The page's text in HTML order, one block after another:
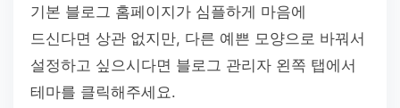
기본 블로그 홈페이지가 심플하게 마음에
드신다면 상관 없지만, 다른 예쁜 모양으로 바꿔서
설정하고 싶으시다면 블로그 관리자 왼쪽 탭에서
테마를 클릭해주세요.